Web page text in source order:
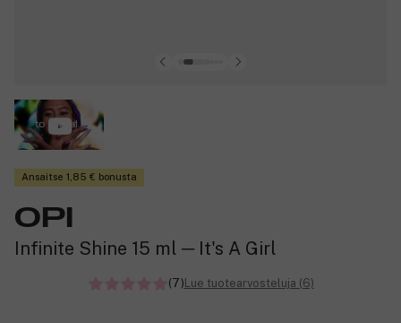
Ansaitse 1,85 € bonusta
OPI
Infinite Shine 15 ml ─ It's A Girl
(7)Lue tuotearvosteluja (6)